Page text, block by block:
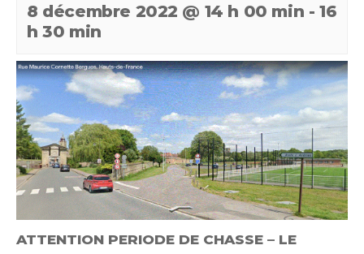
8 décembre 2022 @ 14 h 00 min - 16
h 30 min
ATTENTION PERIODE DE CHASSE – LE